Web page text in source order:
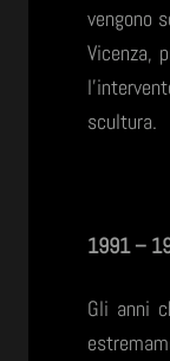
vengono
Vicenza,
scultura.
1991 –
Gli anni